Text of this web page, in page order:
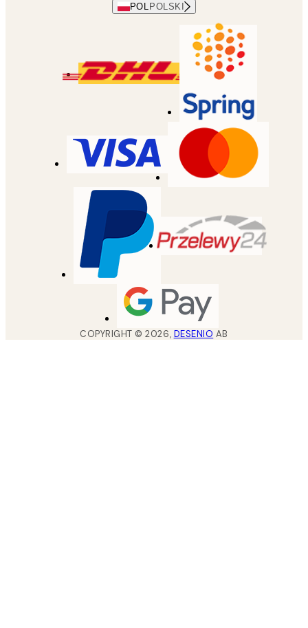
POL POLSKI
COPYRIGHT ©2026, DESENIO AB